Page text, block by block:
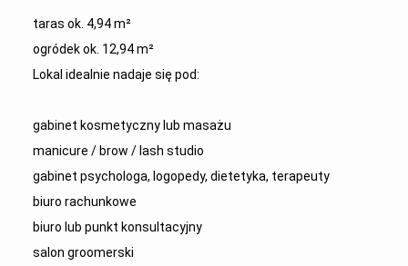
taras ok. 4,94 m²
ogródek ok. 12,94 m²
Lokal idealnie nadaje się pod:
gabinet kosmetyczny lub masażu
manicure / brow / lash studio
gabinet psychologa, logopedy, dietetyka, terapeuty
biuro rachunkowe
biuro lub punkt konsultacyjny
salon groomerski